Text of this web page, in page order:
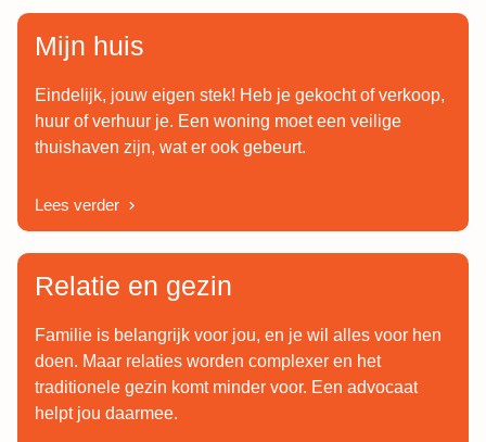
Mijn huis
Eindelijk, jouw eigen stek! Heb je gekocht of verkoop,
huur of verhuur je. Een woning moet een veilige
thuishaven zijn, wat er ook gebeurt.
Lees verder
Relatie en gezin
Familie is belangrijk voor jou, en je wil alles voor hen
doen. Maar relaties worden complexer en het
traditionele gezin komt minder voor. Een advocaat
helpt jou daarmee.